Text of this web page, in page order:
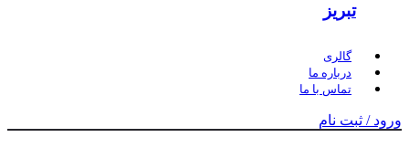
تبریز
گالری
درباره ما
تماس با ما
ورود / ثبت نام